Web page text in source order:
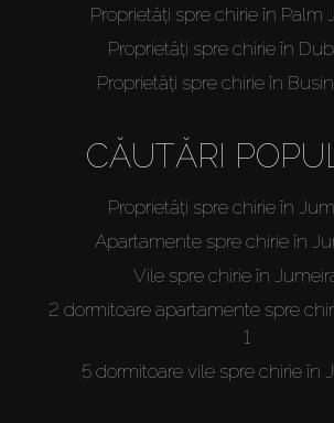
Off-Plan
About Us
Proprietăți spre chirie în Palm
Proprietăți spre chirie în
Proprietăți spre chirie în
CĂUTĂRI
Proprietăți spre chirie în
Apartamente spre chirie în
Vile spre chirie în
2 dormitoare apartamente spre
1
5 dormitoare vile spre chirie în